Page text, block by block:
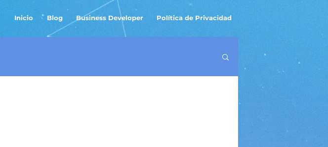
Inicio Blog Business Developer Política de Privacidad